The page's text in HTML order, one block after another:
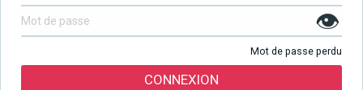
👁
Mot de passe perdu
CONNEXION